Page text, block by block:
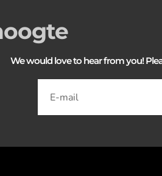
We would love to hear from you!